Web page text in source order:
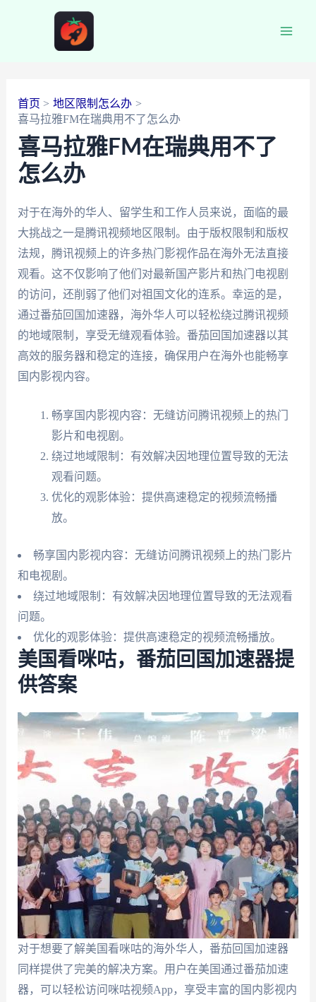
首页
地区限制怎么办
喜马拉雅FM在瑞典用不了怎么办
喜马拉雅FM在瑞典用不了
怎么办
对于在海外的华人、留学生和工作人员来说，面临的最
大挑战之一是腾讯视频地区限制。由于版权限制和版权
法规，腾讯视频上的许多热门影视作品在海外无法直接
观看。这不仅影响了他们对最新国产影片和热门电视剧
的访问，还削弱了他们对祖国文化的连系。幸运的是，
通过番茄回国加速器，海外华人可以轻松绕过腾讯视频
的地域限制，享受无缝观看体验。番茄回国加速器以其
高效的服务器和稳定的连接，确保用户在海外也能畅享
国内影视内容。
畅享国内影视内容：无缝访问腾讯视频上的热门
影片和电视剧。
绕过地域限制：有效解决因地理位置导致的无法
观看问题。
优化的观影体验：提供高速稳定的视频流畅播
放。
畅享国内影视内容：无缝访问腾讯视频上的热门影片
和电视剧。
绕过地域限制：有效解决因地理位置导致的无法观看
问题。
优化的观影体验：提供高速稳定的视频流畅播放。
美国看咪咕，番茄回国加速器提
供答案
对于想要了解美国看咪咕的海外华人，番茄回国加速器
同样提供了完美的解决方案。用户在美国通过番茄加速
器，可以轻松访问咪咕视频App，享受丰富的国内影视内